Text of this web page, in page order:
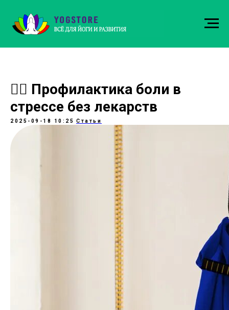
🧘‍♀️ Профилактика боли в
стрессе без лекарств
2025-09-18 10:25 Статьи